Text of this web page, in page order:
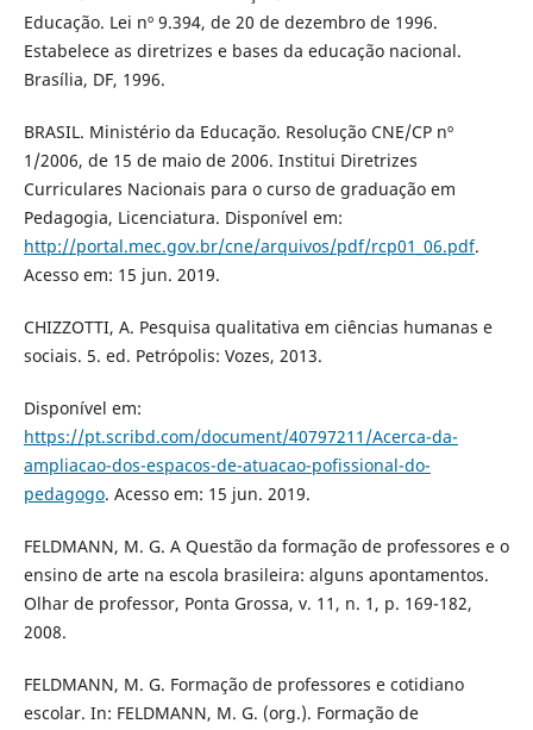
Educação. Lei nº 9.394, de 20 de dezembro de 1996.
Estabelece as diretrizes e bases da educação nacional.
Brasília, DF, 1996.
BRASIL. Ministério da Educação. Resolução CNE/CP nº
1/2006, de 15 de maio de 2006. Institui Diretrizes
Curriculares Nacionais para o curso de graduação em
Pedagogia, Licenciatura. Disponível em:
http://portal.mec.gov.br/cne/arquivos/pdf/rcp01_06.pdf.
Acesso em: 15 jun. 2019.
CHIZZOTTI, A. Pesquisa qualitativa em ciências humanas e
sociais. 5. ed. Petrópolis: Vozes, 2013.
Disponível em:
https://pt.scribd.com/document/40797211/Acerca-da-
ampliacao-dos-espacos-de-atuacao-pofissional-do-
pedagogo. Acesso em: 15 jun. 2019.
FELDMANN, M. G. A Questão da formação de professores e o
ensino de arte na escola brasileira: alguns apontamentos.
Olhar de professor, Ponta Grossa, v. 11, n. 1, p. 169-182,
2008.
FELDMANN, M. G. Formação de professores e cotidiano
escolar. In: FELDMANN, M. G. (org.). Formação de